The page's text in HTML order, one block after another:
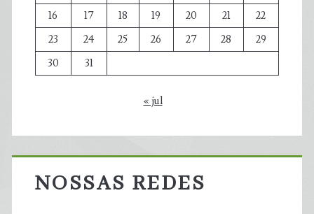
16
17 18 19 20 21
22
23
24 25 26 27 28
29
30
31
« jul
NOSSAS REDES